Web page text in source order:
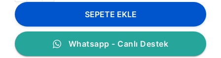
SEPETE EKLE
Whatsapp - Canlı Destek